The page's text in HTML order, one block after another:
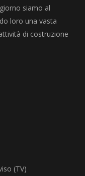
siamo al
loro una vasta
di costruzione
(TV)